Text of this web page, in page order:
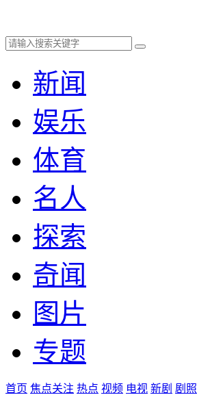
新闻
娱乐
体育
名人
探索
奇闻
图片
专题
首页 焦点关注 热点 视频 电视 新剧 剧照